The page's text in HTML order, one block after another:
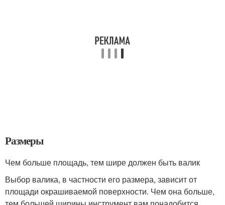
Размеры
Чем больше площадь, тем шире должен быть валик
Выбор валика, в частности его размера, зависит от
площади окрашиваемой поверхности. Чем она больше,